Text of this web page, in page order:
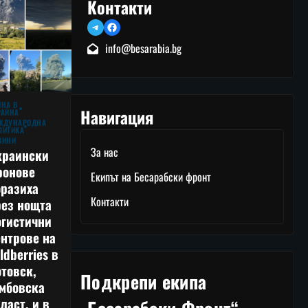
В
нощта
на
в
и в
Контакти
TelegramFacebook
info@besarabia.bg
Навигация
За нас
Екипът на Бесарабски фронт
Контакти
Подкрепи екипа